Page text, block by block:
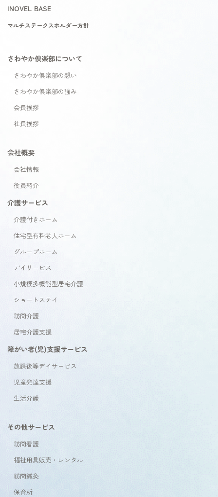
INOVEL BASE
マルチステークスホルダー方針
さわやか倶楽部について
さわやか倶楽部の想い
さわやか倶楽部の強み
会長挨拶
社長挨拶
会社概要
会社情報
役員紹介
介護サービス
介護付きホーム
住宅型有料老人ホーム
グループホーム
デイサービス
小規模多機能型居宅介護
ショートステイ
訪問介護
居宅介護支援
障がい者(児)支援サービス
放課後等デイサービス
児童発達支援
生活介護
その他サービス
訪問看護
福祉用具販売・レンタル
訪問鍼灸
保育所